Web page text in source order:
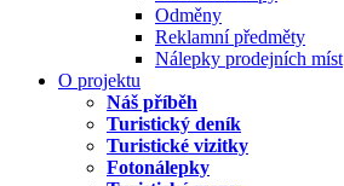
Odměny
Reklamní předměty
Nálepky prodejních míst
O projektu
Náš příběh
Turistický deník
Turistické vizitky
Fotonálepky